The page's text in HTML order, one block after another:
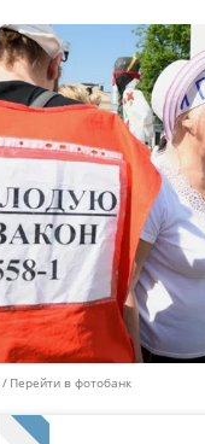
Перейти в фотобанк